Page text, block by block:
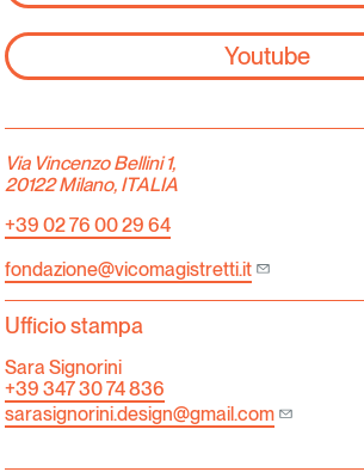
Youtube
Via Vincenzo Bellini 1,
20122 Milano, ITALIA
+39 02 76 00 29 64
fondazione@vicomagistretti.it
Ufficio stampa
Sara Signorini
+39 347 30 74 836
sarasignorini.design@gmail.com